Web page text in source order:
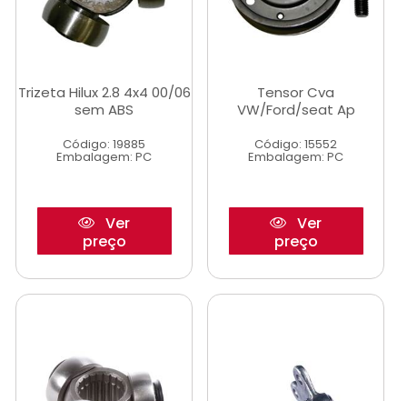
Trizeta Hilux 2.8 4x4 00/06
sem ABS
Código: 19885
Embalagem: PC
Ver
preço
Tensor Cva
VW/Ford/seat Ap
Código: 15552
Embalagem: PC
Ver
preço